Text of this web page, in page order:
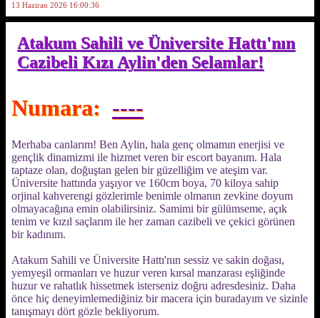
13 Haziran 2026 16:00:36
Atakum Sahili ve Üniversite Hattı'nın
Cazibeli Kızı Aylin'den Selamlar!
Numara: ----
Merhaba canlarım! Ben Aylin, hala genç olmamın enerjisi ve
gençlik dinamizmi ile hizmet veren bir escort bayanım. Hala
taptaze olan, doğuştan gelen bir güzelliğim ve ateşim var.
Üniversite hattında yaşıyor ve 160cm boya, 70 kiloya sahip
orjinal kahverengi gözlerimle benimle olmanın zevkine doyum
olmayacağına emin olabilirsiniz. Samimi bir gülümseme, açık
tenim ve kızıl saçlarım ile her zaman cazibeli ve çekici görünen
bir kadınım.
Atakum Sahili ve Üniversite Hattı'nın sessiz ve sakin doğası,
yemyeşil ormanları ve huzur veren kırsal manzarası eşliğinde
huzur ve rahatlık hissetmek isterseniz doğru adresdesiniz. Daha
önce hiç deneyimlemediğiniz bir macera için buradayım ve sizinle
tanışmayı dört gözle bekliyorum.